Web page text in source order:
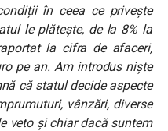
în ceea ce privește
le plătește, de la 8% la
la cifra de afaceri,
pe an. Am introdus niște
că statul decide aspecte
vânzări, diverse
veto și chiar dacă suntem